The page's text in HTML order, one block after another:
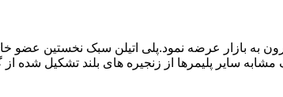
میلادی کمپانی اکواستار پودر پلی اتیلن سبک را با دانه بندی 500 میکرون به
سایر پلیمرها از زنجیره های بلند تشکیل شده